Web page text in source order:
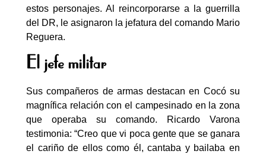
estos personajes. Al reincorporarse a la guerrilla
del DR, le asignaron la jefatura del comando Mario
Reguera.
El jefe militar
Sus compañeros de armas destacan en Cocó su
magnífica relación con el campesinado en la zona
que operaba su comando. Ricardo Varona
testimonia: “Creo que vi poca gente que se ganara
el cariño de ellos como él, cantaba y bailaba en